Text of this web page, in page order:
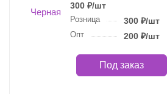
300 ₽/шт
Розница 300₽/шт
Опт 200₽/шт
Под заказ